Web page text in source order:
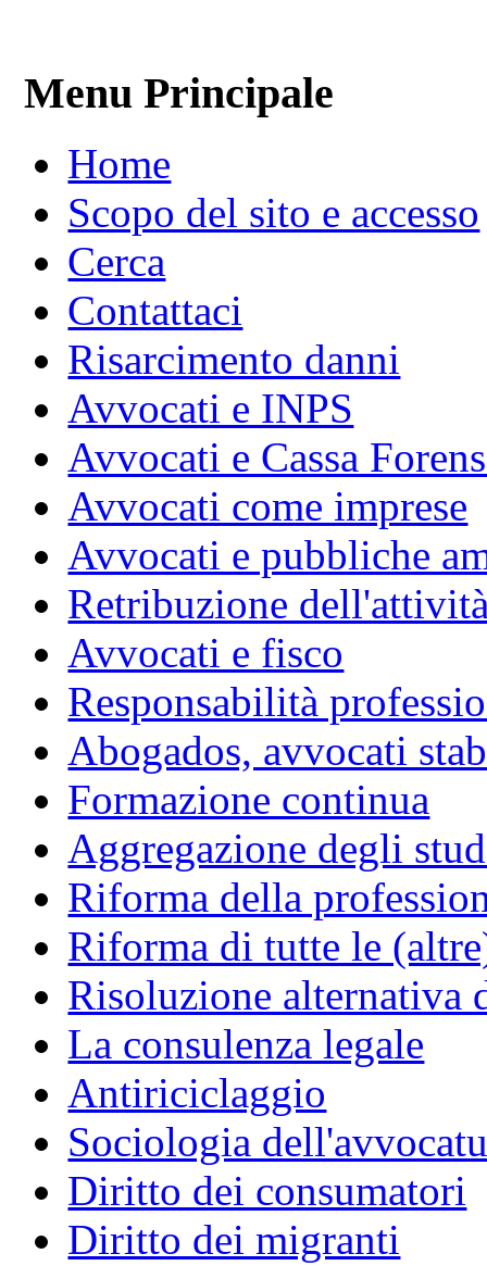
Menu Principale
Home
Scopo del sito e accesso
Cerca
Contattaci
Risarcimento danni
Avvocati e INPS
Avvocati e Cassa
Avvocati come imprese
Avvocati e pubbliche
Retribuzione
Avvocati e fisco
Responsabilità
Abogados, avvocati
Formazione continua
Aggregazione degli
Riforma della
Riforma di tutte le
Risoluzione alternativa
La consulenza legale
Antiriciclaggio
Sociologia
Diritto dei consumatori
Diritto dei migranti